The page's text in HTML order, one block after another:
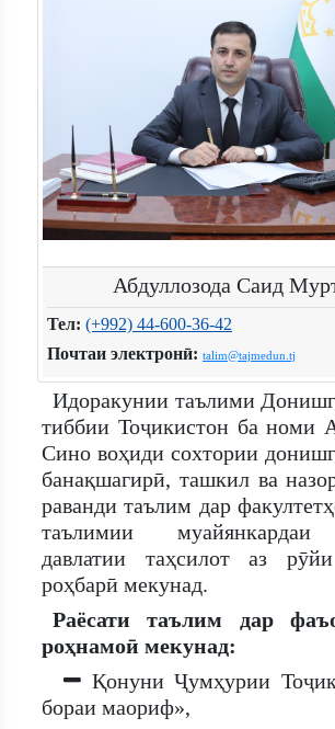
Абдуллозода Саид
Тел: (+992) 44-600-36-42
Почтаи электронӣ: talim@tajmedun.tj
Идоракунии таълими
тиббии Тоҷикистон ба номи
Сино воҳиди сохтории
банақшагирӣ, ташкил ва
раванди таълим дар
таълимии муайянкардаи
давлатии таҳсилот аз
роҳбарӣ мекунад.
Раёсати таълим дар
роҳнамоӣ мекунад:
Қонуни Ҷумҳурии
бораи маориф»,